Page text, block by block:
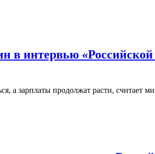
интервью «Российской
а зарплаты продолжат расти,